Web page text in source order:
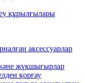
құрылғылары
аксессуарлар
жүкшығырлар
қорғау